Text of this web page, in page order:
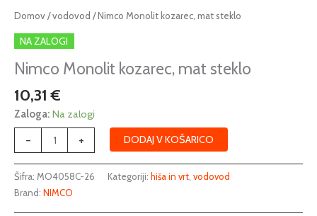
Domov/vodovod / Nimco Monolit kozarec, mat steklo
NA ZALOGI
Nimco Monolit kozarec, mat steklo
10,31€
Zaloga: Na zalogi
-
Nimco
Monolit
kozarec,
mat
količina
+ DODAJ V KOŠARICO
Šifra: MO4058C-26 Kategoriji: hiša in vrt, vodovod
Brand: NIMCO